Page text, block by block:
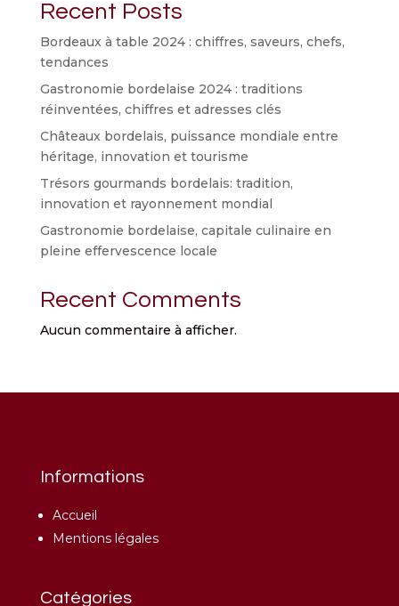
Recent Posts
Bordeaux à table 2024 : chiffres, saveurs, chefs,
tendances
Gastronomie bordelaise 2024 : traditions
réinventées, chiffres et adresses clés
Châteaux bordelais, puissance mondiale entre
héritage, innovation et tourisme
Trésors gourmands bordelais: tradition,
innovation et rayonnement mondial
Gastronomie bordelaise, capitale culinaire en
pleine effervescence locale
Recent Comments
Aucun commentaire à afficher.
Informations
Accueil
Mentions légales
Catégories